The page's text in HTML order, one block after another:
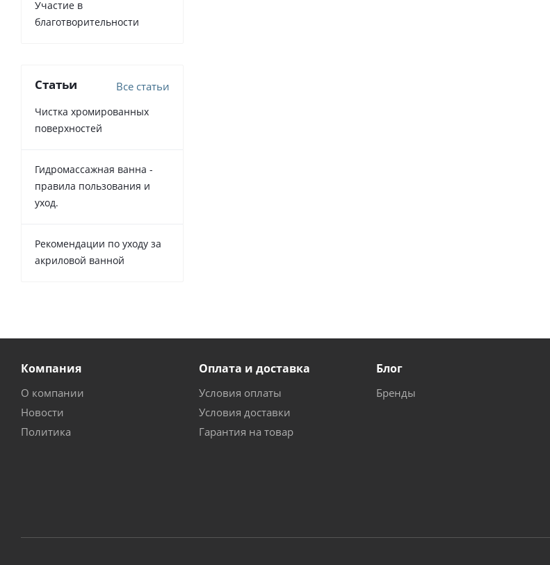
Участие в
благотворительности
Статьи Все статьи
Чистка хромированных
поверхностей
Гидромассажная ванна -
правила пользования и
уход.
Рекомендации по уходу за
акриловой ванной
Компания
О компании
Новости
Политика
Оплата и доставка
Условия оплаты
Условия доставки
Гарантия на товар
Блог
Бренды